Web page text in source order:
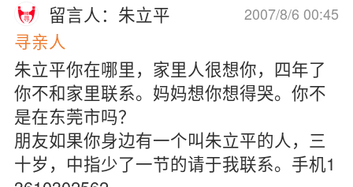
2007/8/6 00:45
留言人：朱立平
寻亲人
朱立平你在哪里，家里人很想你，四年了
你不和家里联系。妈妈想你想得哭。你不
是在东莞市吗？
朋友如果你身边有一个叫朱立平的人，三
十岁，中指少了一节的请于我联系。手机1